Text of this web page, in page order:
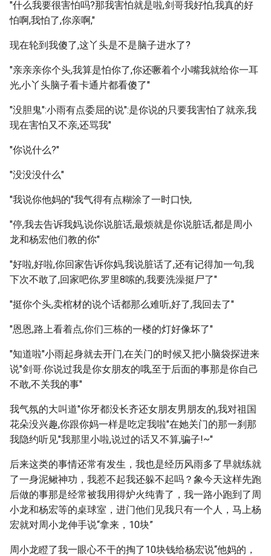
"什么我要很害怕吗?那我害怕就是啦,剑哥我好怕,我真的好
怕啊,我怕了,你亲啊,"
现在轮到我傻了,这丫头是不是脑子进水了?
"亲亲亲你个头,我算是怕你了,你还噘着个小嘴我就给你一耳
光,小丫头脑子看卡通片都看傻了"
"没胆鬼":小雨有点委屈的说":是你说的只要我害怕了就亲,我
现在害怕又不亲,还骂我"
"你说什么?"
"没没没什么"
"我说你他妈的"我气得有点糊涂了一时口快,
"停,我去告诉我妈,说你说脏话,最烦就是你说脏话,都是周小
龙和杨宏他们教的你"
"好啦,好啦,你回家告诉你妈,我说脏话了,还有记得加一句,我
下次不敢了,回家吧你,罗里8嗦的,我要洗澡挺尸了"
"挺你个头,卖棺材的说个话都那么难听,好了,我回去了"
"恩恩,路上看着点,你们三栋的一楼的灯好像坏了"
"知道啦"小雨起身就去开门,在关门的时候又把小脑袋探进来
说"剑哥.你说过我是你女朋友的哦,至于后面的事那是你自己
不敢,不关我的事"
我气氛的大叫道"你牙都没长齐还女朋友男朋友的,我对祖国
花朵没兴趣,你跟你妈一样是吃定我啦"在她关门的那一刹那
我隐约听见"我那里小啦,说过的话又不算,骗子!~"
后来这类的事情还常有发生，我也是经历风雨多了早就练就
了一身泥鳅神功，我惹不起我还躲不起吗？象今天这样先跑
后做的事那是经常被我用得炉火纯青了，我一路小跑到了周
小龙和杨宏等的桌球室，进门他们见我只有一个人，马上杨
宏就对周小龙伸手说“拿来，10块”
周小龙瞪了我一眼心不干的掏了10块钱给杨宏说“他妈的，